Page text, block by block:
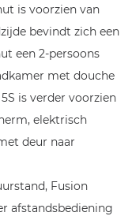
is voorzien van
bevindt zich een
een 2-persoons
met douche
is verder voorzien
elektrisch
deur naar
Fusion
afstandsbediening